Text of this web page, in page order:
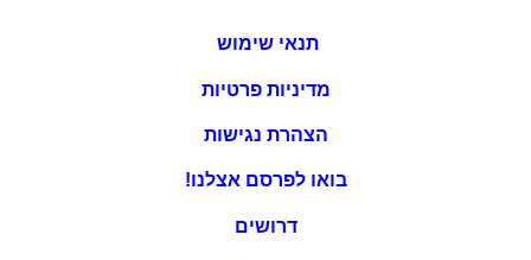
תנאי שימוש
מדיניות פרטיות
הצהרת נגישות
בואו לפרסם אצלנו!
דרושים